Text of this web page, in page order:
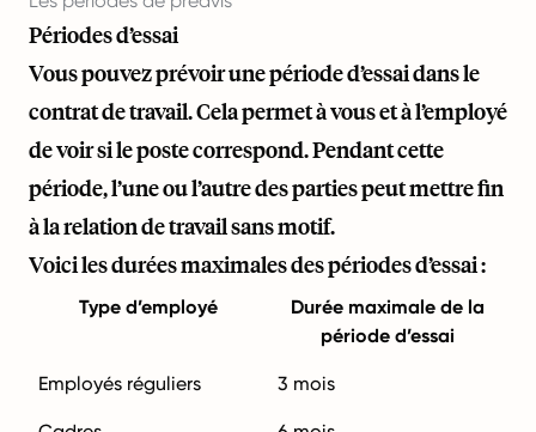
Périodes d’essai
Vous pouvez prévoir une période d’essai dans le
contrat de travail. Cela permet à vous et à l’employé
de voir si le poste correspond. Pendant cette
période, l’une ou l’autre des parties peut mettre fin
à la relation de travail sans motif.
Voici les durées maximales des périodes d’essai :
Type d’employé
Durée maximale de la
période d’essai
Employés réguliers 3 mois